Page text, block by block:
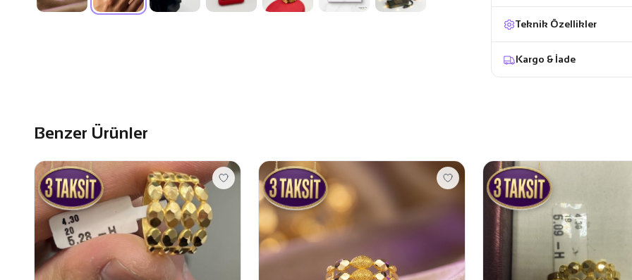
Teknik Özellikler
Kargo & İade
Benzer Ürünler